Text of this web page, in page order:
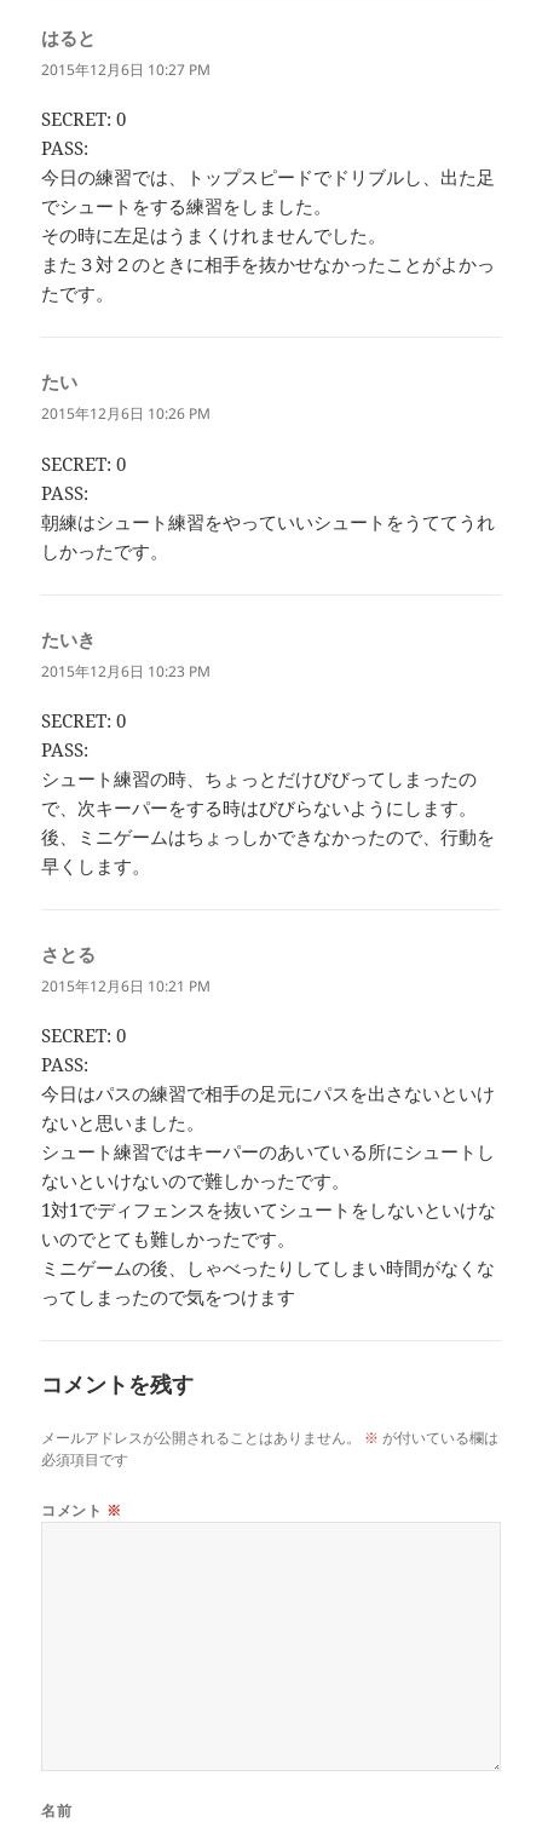
はると
り:
2015年12月6日 10:27 PM
SECRET: 0
PASS:
今日の練習では、トップスピードでドリブルし、出た足
でシュートをする練習をしました。
その時に左足はうまくけれませんでした。
また３対２のときに相手を抜かせなかったことがよかっ
たです。
たい
り:
2015年12月6日 10:26 PM
SECRET: 0
PASS:
朝練はシュート練習をやっていいシュートをうててうれ
しかったです。
たいき
り:
2015年12月6日 10:23 PM
SECRET: 0
PASS:
シュート練習の時、ちょっとだけびびってしまったの
で、次キーパーをする時はびびらないようにします。
後、ミニゲームはちょっしかできなかったので、行動を
早くします。
さとる
り:
2015年12月6日 10:21 PM
SECRET: 0
PASS:
今日はパスの練習で相手の足元にパスを出さないといけ
ないと思いました。
シュート練習ではキーパーのあいている所にシュートし
ないといけないので難しかったです。
1対1でディフェンスを抜いてシュートをしないといけな
いのでとても難しかったです。
ミニゲームの後、しゃべったりしてしまい時間がなくな
ってしまったので気をつけます
コメントを残す
メールアドレスが公開されることはありません。 ※ が付いている欄は
必須項目です
コメント ※
名前